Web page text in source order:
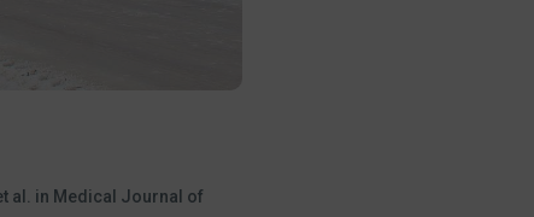
al. in Medical Journal of